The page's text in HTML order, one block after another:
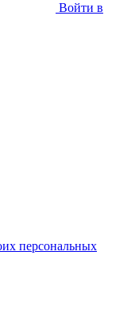
Войти в
персональных